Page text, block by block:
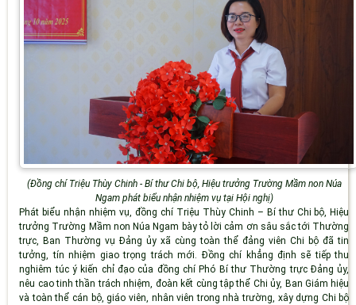
(Đồng chí Triệu Thùy Chinh - Bí thư Chi bộ, Hiệu trưởng Trường Mầm non Núa
Ngam phát biểu nhận nhiệm vụ tại Hội nghị)
Phát biểu nhận nhiệm vụ, đồng chí Triệu Thùy Chinh – Bí thư Chi bộ, Hiệu
trưởng Trường Mầm non Núa Ngam bày tỏ lời cảm ơn sâu sắc tới Thường
trực, Ban Thường vụ Đảng ủy xã cùng toàn thể đảng viên Chi bộ đã tin
tưởng, tín nhiệm giao trọng trách mới. Đồng chí khẳng định sẽ tiếp thu
nghiêm túc ý kiến chỉ đạo của đồng chí Phó Bí thư Thường trực Đảng ủy,
nêu cao tinh thần trách nhiệm, đoàn kết cùng tập thể Chi ủy, Ban Giám hiệu
và toàn thể cán bộ, giáo viên, nhân viên trong nhà trường, xây dựng Chi bộ